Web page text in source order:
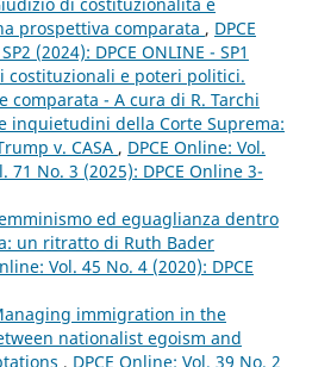
prospettiva comparata , DPCE
(2024): DPCE ONLINE - SP1
costituzionali e poteri politici.
comparata - A cura di R. Tarchi
inquietudini della Corte Suprema:
v. CASA , DPCE Online: Vol.
71 No. 3 (2025): DPCE Online 3-
ed eguaglianza dentro
un ritratto di Ruth Bader
Vol. 45 No. 4 (2020): DPCE
immigration in the
nationalist egoism and
, DPCE Online: Vol. 39 No. 2